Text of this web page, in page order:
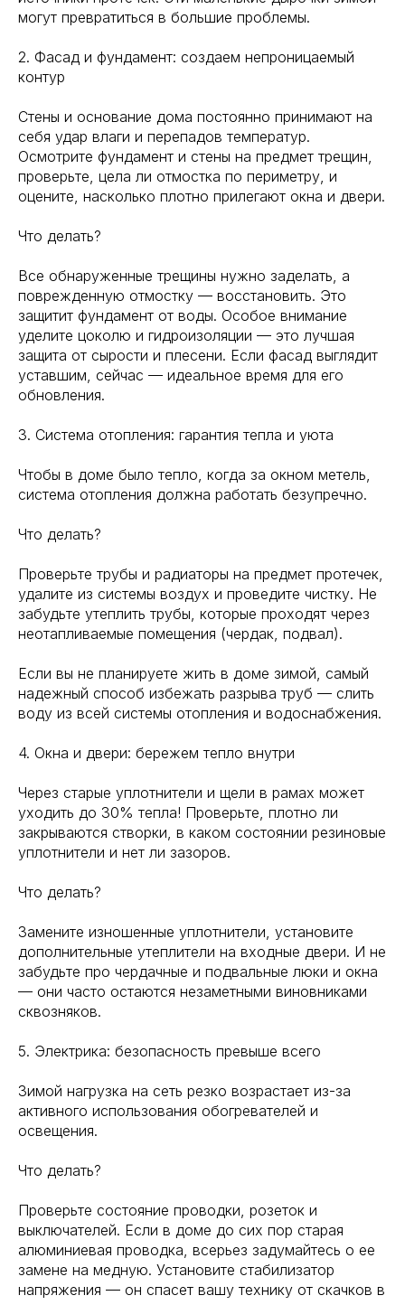
могут превратиться в большие проблемы.
2. Фасад и фундамент: создаем непроницаемый
контур
Стены и основание дома постоянно принимают на
себя удар влаги и перепадов температур.
Осмотрите фундамент и стены на предмет трещин,
проверьте, цела ли отмостка по периметру, и
оцените, насколько плотно прилегают окна и двери.
Что делать?
Все обнаруженные трещины нужно заделать, а
поврежденную отмостку — восстановить. Это
защитит фундамент от воды. Особое внимание
уделите цоколю и гидроизоляции — это лучшая
защита от сырости и плесени. Если фасад выглядит
уставшим, сейчас — идеальное время для его
обновления.
3. Система отопления: гарантия тепла и уюта
Чтобы в доме было тепло, когда за окном метель,
система отопления должна работать безупречно.
Что делать?
Проверьте трубы и радиаторы на предмет протечек,
удалите из системы воздух и проведите чистку. Не
забудьте утеплить трубы, которые проходят через
неотапливаемые помещения (чердак, подвал).
Если вы не планируете жить в доме зимой, самый
надежный способ избежать разрыва труб — слить
воду из всей системы отопления и водоснабжения.
4. Окна и двери: бережем тепло внутри
Через старые уплотнители и щели в рамах может
уходить до 30% тепла! Проверьте, плотно ли
закрываются створки, в каком состоянии резиновые
уплотнители и нет ли зазоров.
Что делать?
Замените изношенные уплотнители, установите
дополнительные утеплители на входные двери. И не
забудьте про чердачные и подвальные люки и окна
— они часто остаются незаметными виновниками
сквозняков.
5. Электрика: безопасность превыше всего
Зимой нагрузка на сеть резко возрастает из-за
активного использования обогревателей и
освещения.
Что делать?
Проверьте состояние проводки, розеток и
выключателей. Если в доме до сих пор старая
алюминиевая проводка, всерьез задумайтесь о ее
замене на медную. Установите стабилизатор
напряжения — он спасет вашу технику от скачков в